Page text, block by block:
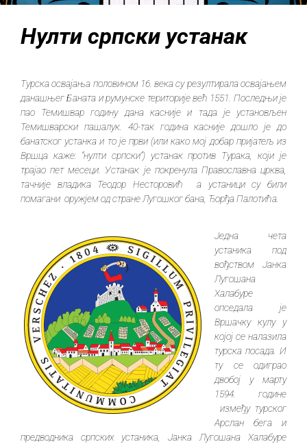
Нулти српски устанак
Турска освајања половином 16. века су резултиралa освајањем
данашњег Баната и румунске територије већ 1551. Последњи је
пао Темишвар годину дана касније и тада је установљен
Темишварски пашалук. 40-так година касније дошло је до
банатског устанка и то је први (или како мој добар пријатељ из
Вршца каже: “нулти српски”) устанак против Турака, који је
трајао пет месеци. Устанак је покренула Православна црква,
тачније владика Теодор Несторовић а устаници су били
помагани оружјем од стране Лугошког бана, Ђорђа Палотића.
Једна чета
устаника под
вођством Јанка
Лугошана
Халабуре
опседала је
Вршачку кулу у
којој се налазила
турска посада. И
ту се одиграо
двобој у марту
1594. године
између турског
Арслан бега и
предводника српских устаника, Јанка Лугошана Халабуре